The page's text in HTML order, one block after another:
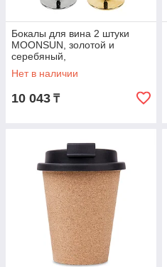
Бокалы для вина 2 штуки
MOONSUN, золотой и
серебяный,
22,5х24,8х11,9см, стекло,
серебристый, золотистый, ,
Нет в наличии
10 043 ₸